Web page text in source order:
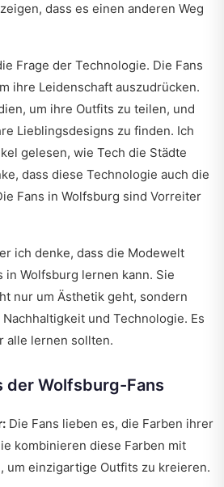
dass es einen anderen Weg
Frage der Technologie. Die Fans
ihre Leidenschaft auszudrücken.
um ihre Outfits zu teilen, und
Lieblingsdesigns zu finden. Ich
gelesen, wie Tech die Städte
dass diese Technologie auch die
Fans in Wolfsburg sind Vorreiter
ich denke, dass die Modewelt
in Wolfsburg lernen kann. Sie
nur um Ästhetik geht, sondern
und Technologie. Es
alle lernen sollten.
der Wolfsburg-Fans
Die Fans lieben es, die Farben ihrer
kombinieren diese Farben mit
um einzigartige Outfits zu kreieren.